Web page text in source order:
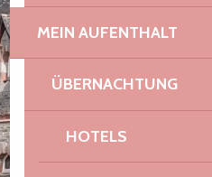
MEIN AUFENTHALT
ÜBERNACHTUNG
HOTELS